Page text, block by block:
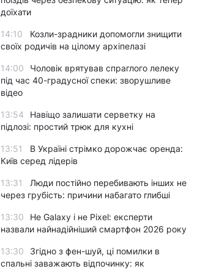
доїхати
14:10
Козли-зрадники допомогли знищити
своїх родичів на цілому архіпелазі
14:00
Чоловік врятував спраглого лелеку
під час 40-градусної спеки: зворушливе
відео
13:54
Навіщо залишати серветку на
підлозі: простий трюк для кухні
13:51
В Україні стрімко дорожчає оренда:
Київ серед лідерів
13:31
Люди постійно перебивають інших не
через грубість: причини набагато глибші
13:30
Не Galaxy і не Pixel: експерти
назвали найнадійніший смартфон 2026 року
13:30
Згідно з фен-шуй, ці помилки в
спальні заважають відпочинку: як